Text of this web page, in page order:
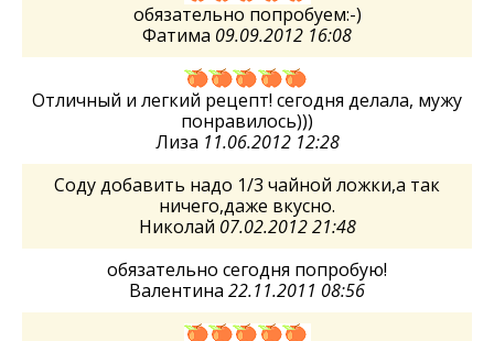
обязательно попробуем:-)
Фатима 09.09.2012 16:08
Отличный и легкий рецепт! сегодня делала, мужу
понравилось)))
Лиза 11.06.2012 12:28
Соду добавить надо 1/3 чайной ложки,а так
ничего,даже вкусно.
Николай 07.02.2012 21:48
обязательно сегодня попробую!
Валентина 22.11.2011 08:56